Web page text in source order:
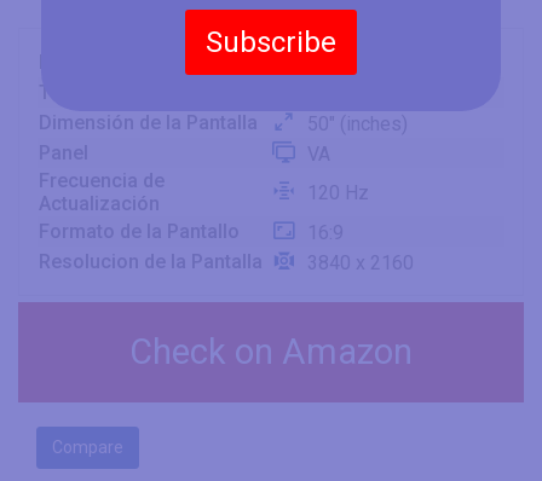
Subscribe
Marca
Dimensión de la Pantalla
50" (inches)
Frecuencia de
Actualización
120 Hz
Resolucion de la Pantalla
3840 x 2160
Check on Amazon
Compare